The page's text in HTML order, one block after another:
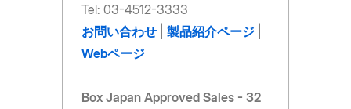
Tel: 03-4512-3333
お問い合わせ| 製品紹介ページ
Webページ
Box Japan Approved Sales - 32